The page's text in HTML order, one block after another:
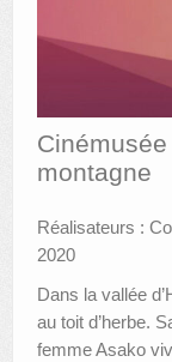
AUTRES LIEUX
ANIMATIONS
PUBLICATIONS
LES APPELS À
LE PORTAIL
montagne
Réalisateurs :
2020
Dans la vallée
au toit d’herbe.
femme Asako